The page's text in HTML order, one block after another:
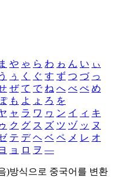
ま や ゃ ら わ ゎ ん い ぃ
う ぅ く ぐ す ず つ づ っ
ぜ て で ね へ べ ぺ め
も よ ょ ろ を
ャ ラ ワ ヮ ン イ ィ キ
ゥ ク グ ス ズ ツ ヅ ッ ヌ
テ デ ヘ ベ ペ メ レ オ
ョ ロ ヲ ―
)방식으로 중국어를 변환